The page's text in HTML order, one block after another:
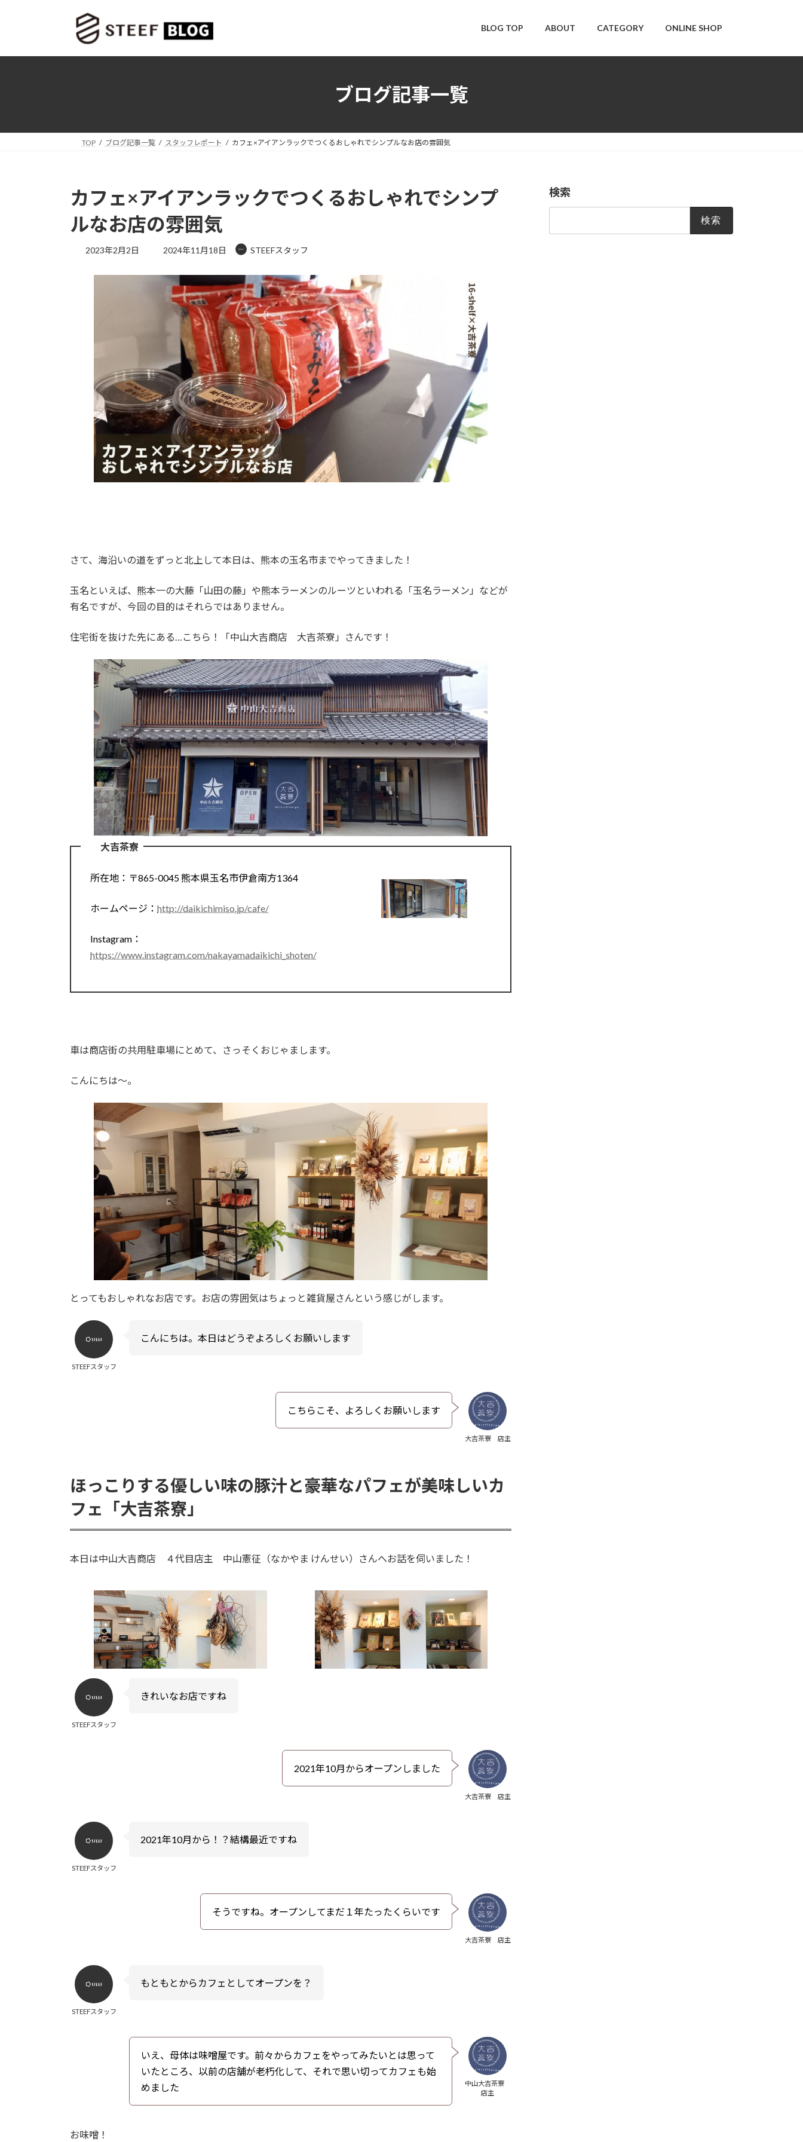
プ
動
BLOG TOP ABOUT CATEGORY ONLINE SHOP
ブログ記事一覧
TOP ブログ記事一覧 スタッフレポート カフェ×アイアンラックでつくるおしゃれでシンプルなお店の雰囲気
カフェ×アイアンラックでつくるおしゃれでシンプ
ルなお店の雰囲気
2023年2月2日
最
新
日
2024年11月18日 STEEFスタッフ
さて、海沿いの道をずっと北上して本日は、熊本の玉名市までやってきました！
玉名といえば、熊本一の大藤「山田の藤」や熊本ラーメンのルーツといわれる「玉名ラーメン」などが
有名ですが、今回の目的はそれらではありません。
住宅街を抜けた先にある…こちら！「中山大吉商店 大吉茶寮」さんです！
大吉茶寮
所在地：〒865-0045 熊本県⽟名市伊倉南⽅1364
ホームページ： http://daikichimiso.jp/cafe/
Instagram：
https://www.instagram.com/nakayamadaikichi_shoten/
車は商店街の共用駐車場にとめて、さっそくおじゃまします。
こんにちは～。
とってもおしゃれなお店です。お店の雰囲気はちょっと雑貨屋さんという感じがします。
STEEFスタッフ
こんにちは。本日はどうぞよろしくお願いします
大吉茶寮 店主
こちらこそ、よろしくお願いします
ほっこりする優しい味の豚汁と豪華なパフェが美味しいカ
フェ「大吉茶寮」
本日は中山大吉商店 ４代目店主 中山憲征（なかやま けんせい）さんへお話を伺いました！
STEEFスタッフ
きれいなお店ですね
大吉茶寮 店主
2021年10月からオープンしました
STEEFスタッフ
2021年10月から！？結構最近ですね
大吉茶寮 店主
そうですね。オープンしてまだ１年たったくらいです
STEEFスタッフ
もともとからカフェとしてオープンを？
中山大吉茶寮
店主
いえ、母体は味噌屋です。前々からカフェをやってみたいとは思って
いたところ、以前の店舗が老朽化して、それで思い切ってカフェも始
めました
お味噌！
検索